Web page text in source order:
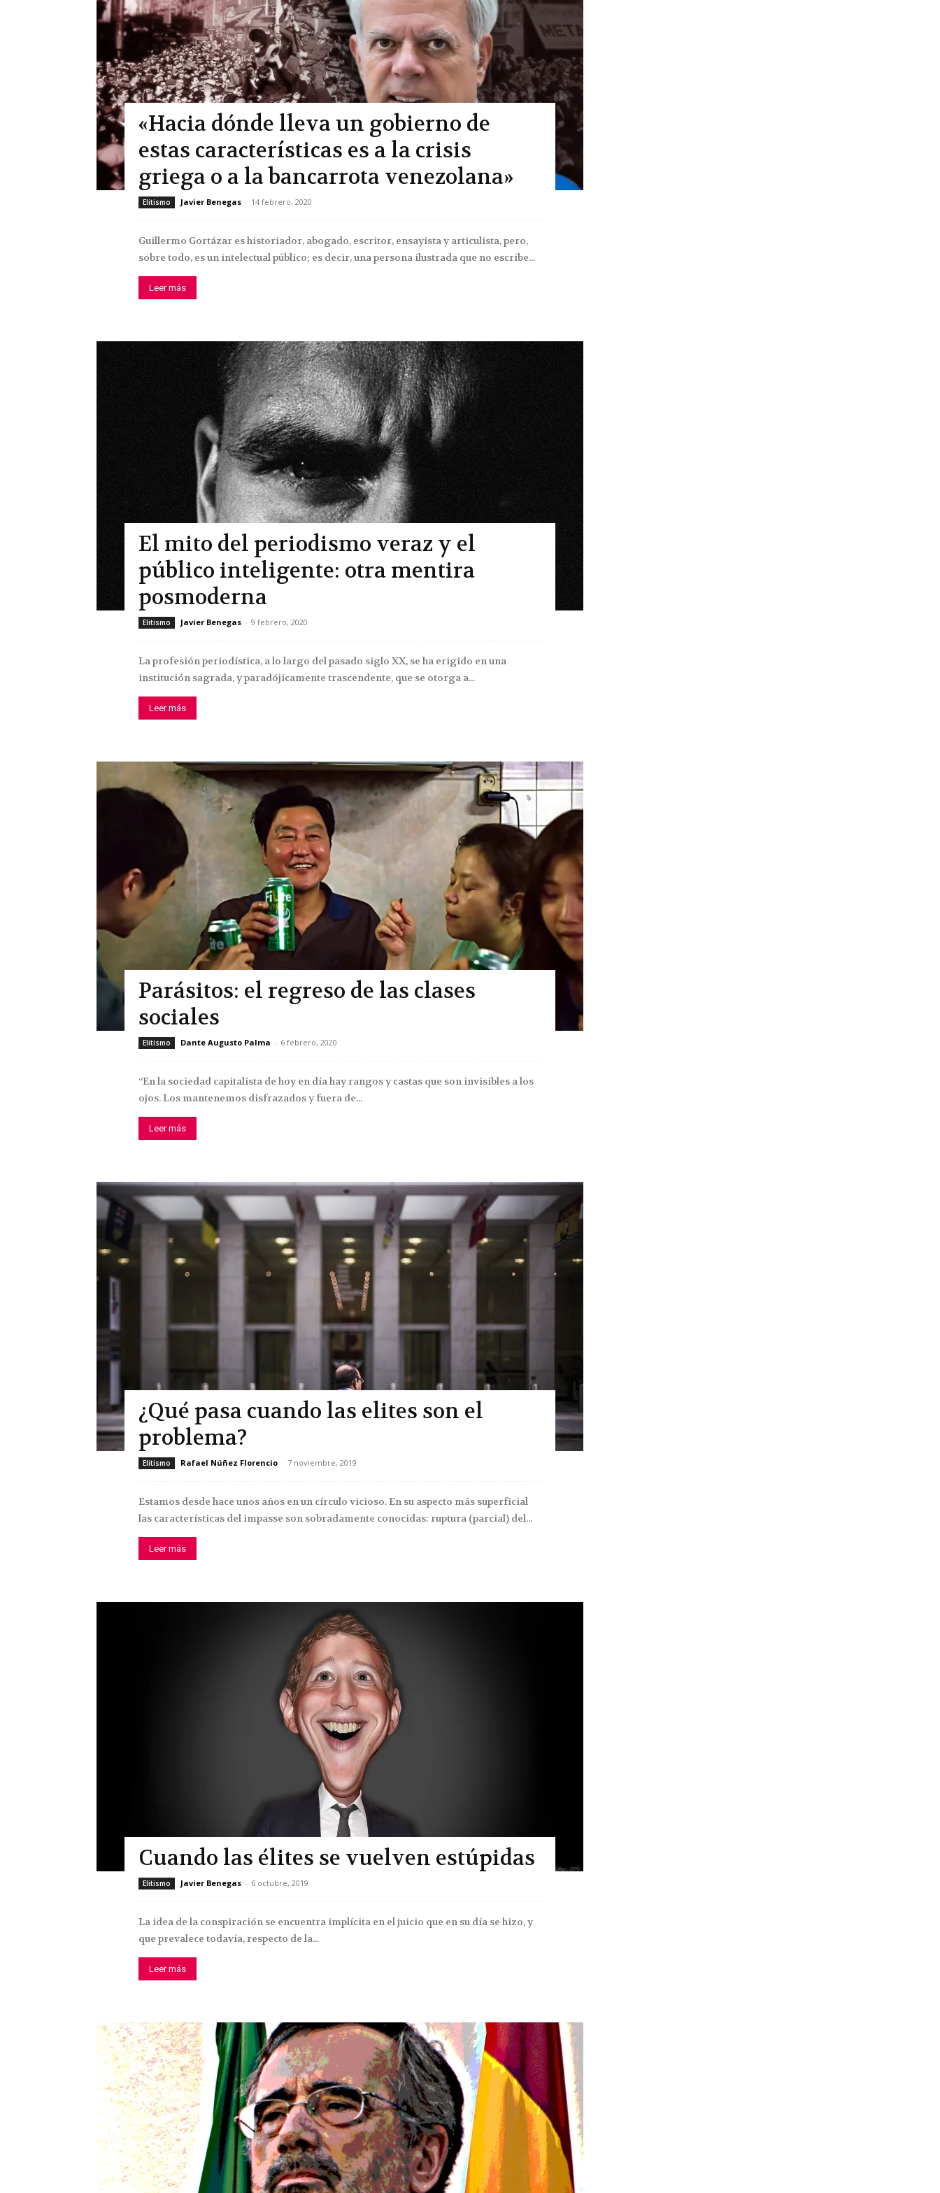
«Hacia dónde lleva un gobierno de
estas características es a la crisis
griega o a la bancarrota venezolana»
Elitismo Javier Benegas - 14 febrero, 2020
Guillermo Gortázar es historiador, abogado, escritor, ensayista y articulista, pero,
sobre todo, es un intelectual público; es decir, una persona ilustrada que no escribe...
Leer más
El mito del periodismo veraz y el
público inteligente: otra mentira
posmoderna
Elitismo Javier Benegas - 9 febrero, 2020
La profesión periodística, a lo largo del pasado siglo XX, se ha erigido en una
institución sagrada, y paradójicamente trascendente, que se otorga a...
Leer más
Parásitos: el regreso de las clases
sociales
Elitismo Dante Augusto Palma - 6 febrero, 2020
“En la sociedad capitalista de hoy en día hay rangos y castas que son invisibles a los
ojos. Los mantenemos disfrazados y fuera de...
Leer más
¿Qué pasa cuando las elites son el
problema?
Elitismo Rafael Núñez Florencio - 7 noviembre, 2019
Estamos desde hace unos años en un círculo vicioso. En su aspecto más superficial
las características del impasse son sobradamente conocidas: ruptura (parcial) del...
Leer más
Cuando las élites se vuelven estúpidas
Elitismo Javier Benegas - 6 octubre, 2019
La idea de la conspiración se encuentra implícita en el juicio que en su día se hizo, y
que prevalece todavía, respecto de la...
Leer más